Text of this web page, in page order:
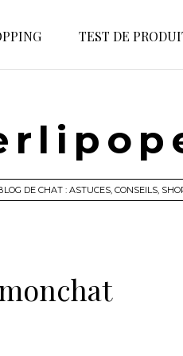
TEST DE
DE CHAT : ASTUCES, CONSEILS,